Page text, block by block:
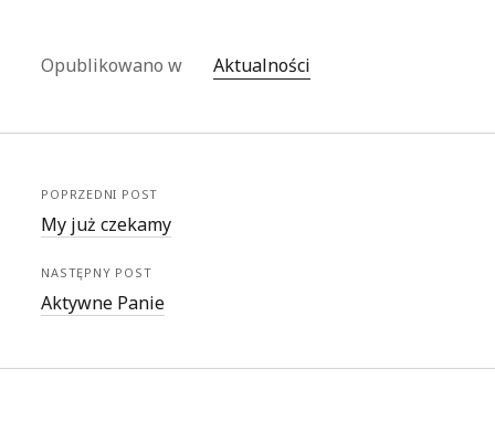
Opublikowano w Aktualności
POPRZEDNI POST
My już czekamy
NASTĘPNY POST
Aktywne Panie